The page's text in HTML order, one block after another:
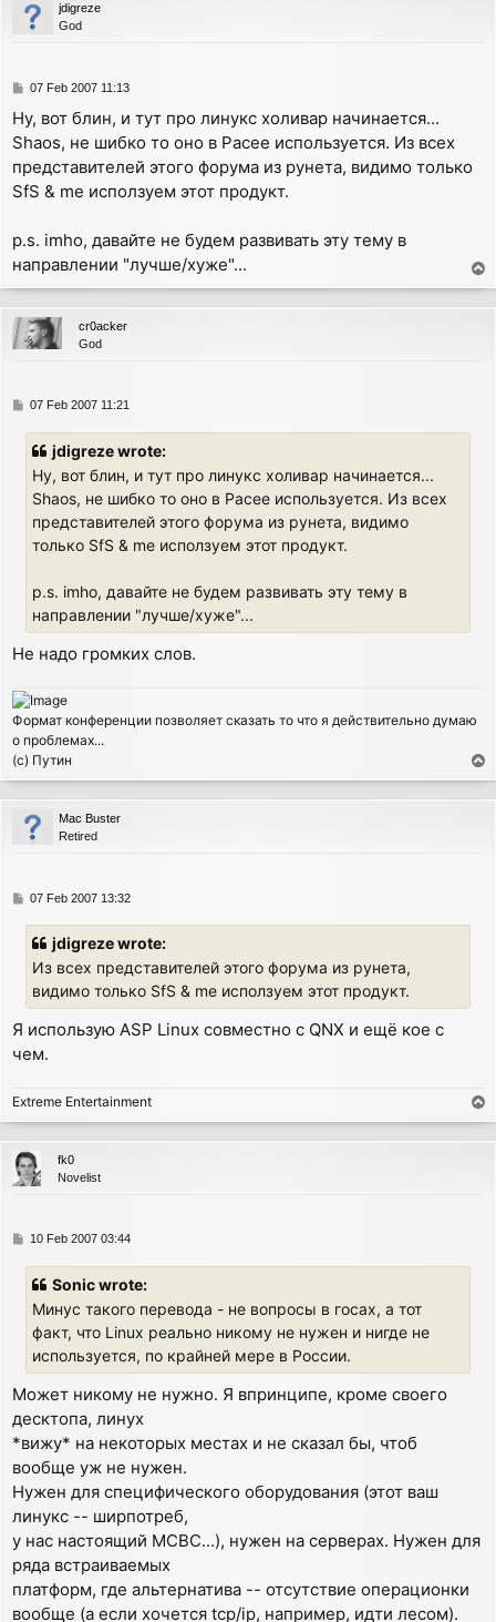
jdigreze
God
P
s
t
07 Feb 2007 11:13
Ну, вот блин, и тут про линукс холивар начинается...
Shaos, не шибко то оно в Расее используется. Из всех
представителей этого форума из рунета, видимо только
SfS & me исползуем этот продукт.
p.s. imho, давайте не будем развивать эту тему в
направлении "лучше/хуже"...
o
p
cr0acker
God
P07 Feb 2007 11:21
jdigreze wrote:
Ну, вот блин, и тут про линукс холивар начинается...
Shaos, не шибко то оно в Расее используется. Из всех
представителей этого форума из рунета, видимо
только SfS & me исползуем этот продукт.
p.s. imho, давайте не будем развивать эту тему в
направлении "лучше/хуже"...
Не надо громких слов.
Формат конференции позволяет сказать то что я действительно думаю
о проблемах...
(с) Путин
o
p
Mac Buster
Retired
P07 Feb 2007 13:32
jdigreze wrote:
Из всех представителей этого форума из рунета,
видимо только SfS & me исползуем этот продукт.
Я использую ASP Linux совместно с QNX и ещё кое с
чем.
Extreme Entertainment
o
p
fk0
Novelist
P10 Feb 2007 03:44
Sonic wrote:
Минус такого перевода - не вопросы в госах, а тот
факт, что Linux реально никому не нужен и нигде не
используется, по крайней мере в России.
Может никому не нужно. Я впринципе, кроме своего
десктопа, линух
*вижу* на некоторых местах и не сказал бы, чтоб
вообще уж не нужен.
Нужен для специфического оборудования (этот ваш
линукс -- ширпотреб,
у нас настоящий МСВС...), нужен на серверах. Нужен для
ряда встраиваемых
платформ, где альтернатива -- отсутствие операционки
вообще (а если хочется tcp/ip, например, идти лесом).